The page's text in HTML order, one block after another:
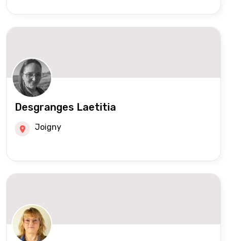
international) Validation du financement des
acquéreurs auprès de partenaires financiers
réseau Iad France et Iad Deutschland Inter agence
Desgranges Laetitia
Joigny